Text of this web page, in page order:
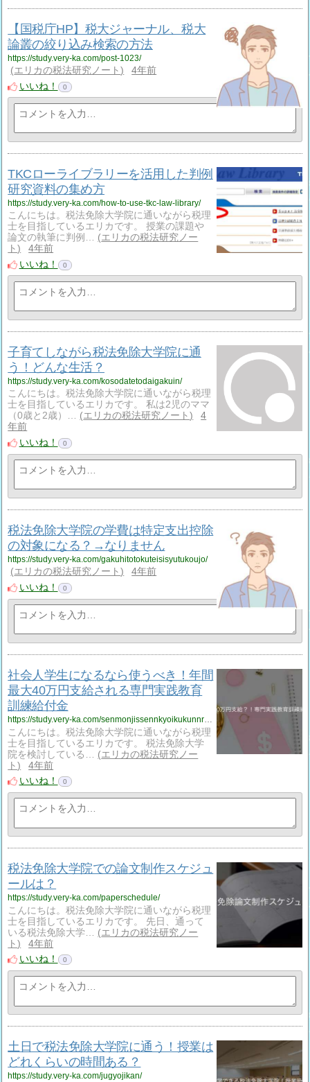
【国税庁HP】税大ジャーナル、税大
論叢の絞り込み検索の方法
https://study.very-ka.com/post-1023/
エリカの税法研究ノート
4年前
いいね！
0
TKCローライブラリーを活用した判例
研究資料の集め方
https://study.very-ka.com/how-to-use-tkc-law-library/
こんにちは。税法免除大学院に通いながら税理
士を目指しているエリカです。 授業の課題や
論文の執筆に判例…
エリカの税法研究ノー
ト
4年前
いいね！
0
子育てしながら税法免除大学院に通
う！どんな生活？
https://study.very-ka.com/kosodatetodaigakuin/
こんにちは。税法免除大学院に通いながら税理
士を目指しているエリカです。 私は2児のママ
（0歳と2歳）…
エリカの税法研究ノート
4
年前
いいね！
0
税法免除大学院の学費は特定支出控除
の対象になる？→なりません
https://study.very-ka.com/gakuhitotokuteisisyutukoujo/
エリカの税法研究ノート
4年前
いいね！
0
社会人学生になるなら使うべき！年間
最大40万円支給される専門実践教育
訓練給付金
https://study.very-ka.com/senmonjissennkyoikukunnrennkyuhukin/
こんにちは。税法免除大学院に通いながら税理
士を目指しているエリカです。 税法免除大学
院を検討している…
エリカの税法研究ノー
ト
4年前
いいね！
0
税法免除大学院での論文制作スケジュ
ールは？
https://study.very-ka.com/paperschedule/
こんにちは。税法免除大学院に通いながら税理
士を目指しているエリカです。 先日、通って
いる税法免除大学…
エリカの税法研究ノー
ト
4年前
いいね！
0
土日で税法免除大学院に通う！授業は
どれくらいの時間ある？
https://study.very-ka.com/jugyojikan/